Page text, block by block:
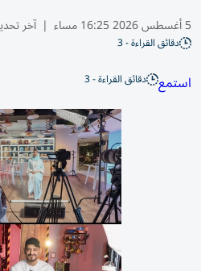
5 أغسطس 2026 16:25 مساء | آخر
دقائق القراءة - 3
استمع دقائق القراءة - 3